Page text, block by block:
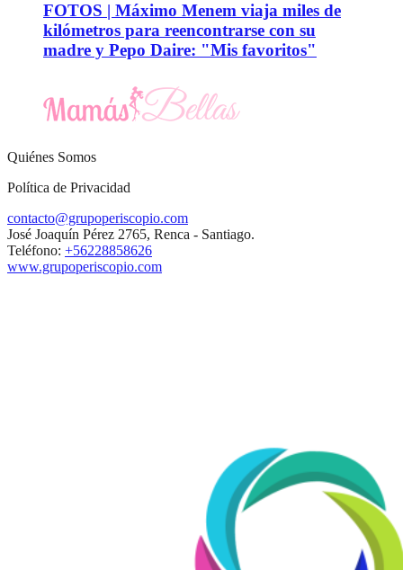
FOTOS | Máximo Menem viaja miles de
kilómetros para reencontrarse con su
madre y Pepo Daire: "Mis favoritos"
Quiénes Somos
Política de Privacidad
contacto@grupoperiscopio.com
José Joaquín Pérez 2765, Renca - Santiago.
Teléfono: +56228858626
www.grupoperiscopio.com